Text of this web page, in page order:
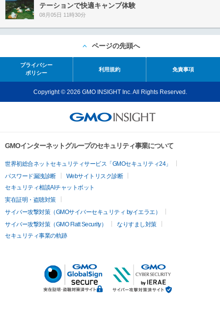
テーションで快適キャンプ体験
08月05日 11時30分
ページの先頭へ
プライバシー
ポリシー
利用規約 免責事項
Copyright © 2026 GMO INSIGHT Inc. All Rights Reserved.
GMOインターネットグループのセキュリティ事業について
世界初総合ネットセキュリティサービス「GMOセキュリティ24」
パスワード漏洩診断
Webサイトリスク診断
セキュリティ相談AIチャットボット
実在証明・盗聴対策
サイバー攻撃対策（GMOサイバーセキュリティ byイエラエ）
サイバー攻撃対策（GMO Flatt Security）
なりすまし対策
セキュリティ事業の軌跡